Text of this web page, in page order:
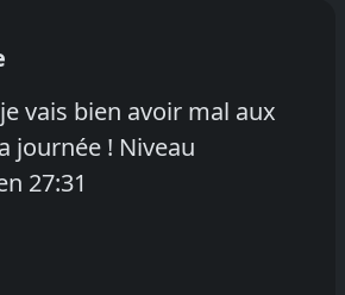
vais bien avoir mal aux
journée ! Niveau
27:31